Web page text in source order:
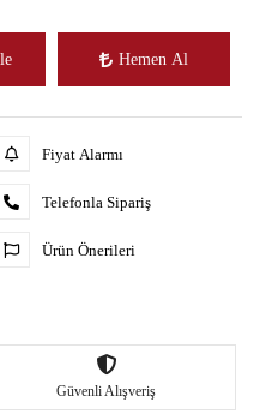
Hemen Al
Fiyat Alarmı
Telefonla Sipariş
Ürün Önerileri
Güvenli Alışveriş